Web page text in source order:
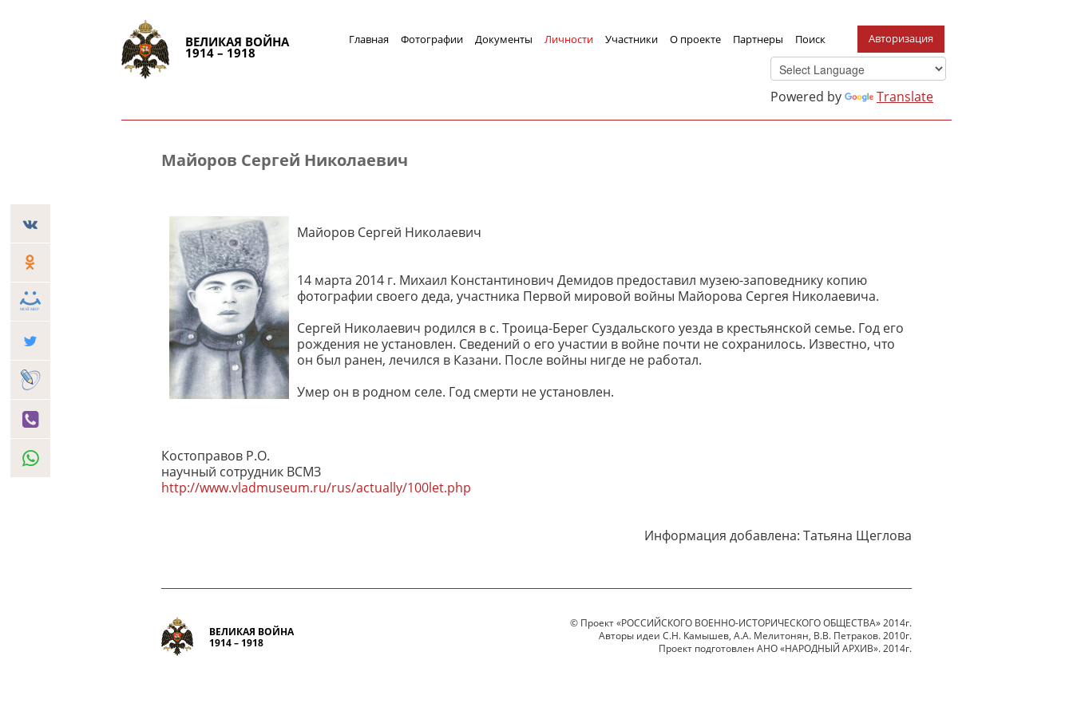
ВЕЛИКАЯ ВОЙНА
1914 – 1918
Главная Фотографии Документы Личности Участники О проекте Партнеры Поиск Авторизация
Powered by Translate
Майоров Сергей Николаевич
Майоров Сергей Николаевич
14 марта 2014 г. Михаил Константинович Демидов предоставил музею-заповеднику копию
фотографии своего деда, участника Первой мировой войны Майорова Сергея Николаевича.
Сергей Николаевич родился в с. Троица-Берег Суздальского уезда в крестьянской семье. Год его
рождения не установлен. Сведений о его участии в войне почти не сохранилось. Известно, что
он был ранен, лечился в Казани. После войны нигде не работал.
Умер он в родном селе. Год смерти не установлен.
Костоправов Р.О.
научный сотрудник ВСМЗ
http://www.vladmuseum.ru/rus/actually/100let.php
Информация добавлена: Татьяна Щеглова
ВЕЛИКАЯ ВОЙНА
1914 – 1918
© Проект «РОССИЙСКОГО ВОЕННО-ИСТОРИЧЕСКОГО ОБЩЕСТВА» 2014г.
Авторы идеи С.Н. Камышев, А.А. Мелитонян, В.В. Петраков. 2010г.
Проект подготовлен АНО «НАРОДНЫЙ АРХИВ». 2014г.